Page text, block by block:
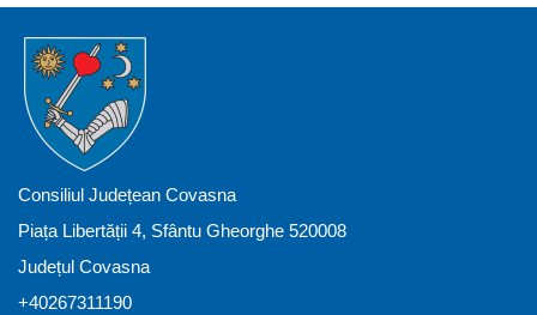
Consiliul Județean Covasna
Piața Libertății 4, Sfântu Gheorghe 520008
Județul Covasna
+40267311190